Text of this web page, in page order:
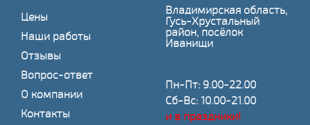
Цены
Наши работы
Отзывы
Вопрос-ответ
О компании
Контакты
Владимирская область,
Гусь-Хрустальный
район, посёлок
Иванищи
Пн-Пт: 9.00-22.00
Сб-Вс: 10.00-21.00
и в праздники!